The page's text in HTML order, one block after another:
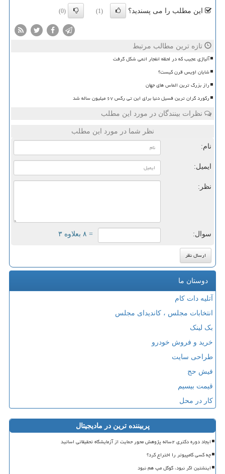
این مطلب را می پسندید؟ (1)
(0)
تازه ترین مطالب مرتبط
آلیاژی عجیب که در لحظه انفجار اتمی شکل گرفت
شایان اویس قرن کیست؟
راز بزرگ ترین الماس های جهان
رکورد گران ترین فسیل دنیا برای این تی رکس ۶۷ میلیون ساله شد
نظرات بینندگان در مورد این مطلب
نظر شما در مورد این مطلب
نام:
ایمیل:
نظر:
سوال: = ۸ بعلاوه ۳
دوستان ما
آتلیه دات کام
انتخابات مجلس ، کاندیدای مجلس
بک لینک
خرید و فروش خودرو
طراحی سایت
فیش حج
قیمت بیسیم
کار در محل
پربیننده ترین در مادیجیتال
ایجاد دوره دکتری ۲ساله پژوهش محور حمایت از آزمایشگاه تحقیقاتی اساتید
چه کسی کامپیوتر را اختراع کرد؟
اینشتین اگر نبود، گوگل مپ هم نبود